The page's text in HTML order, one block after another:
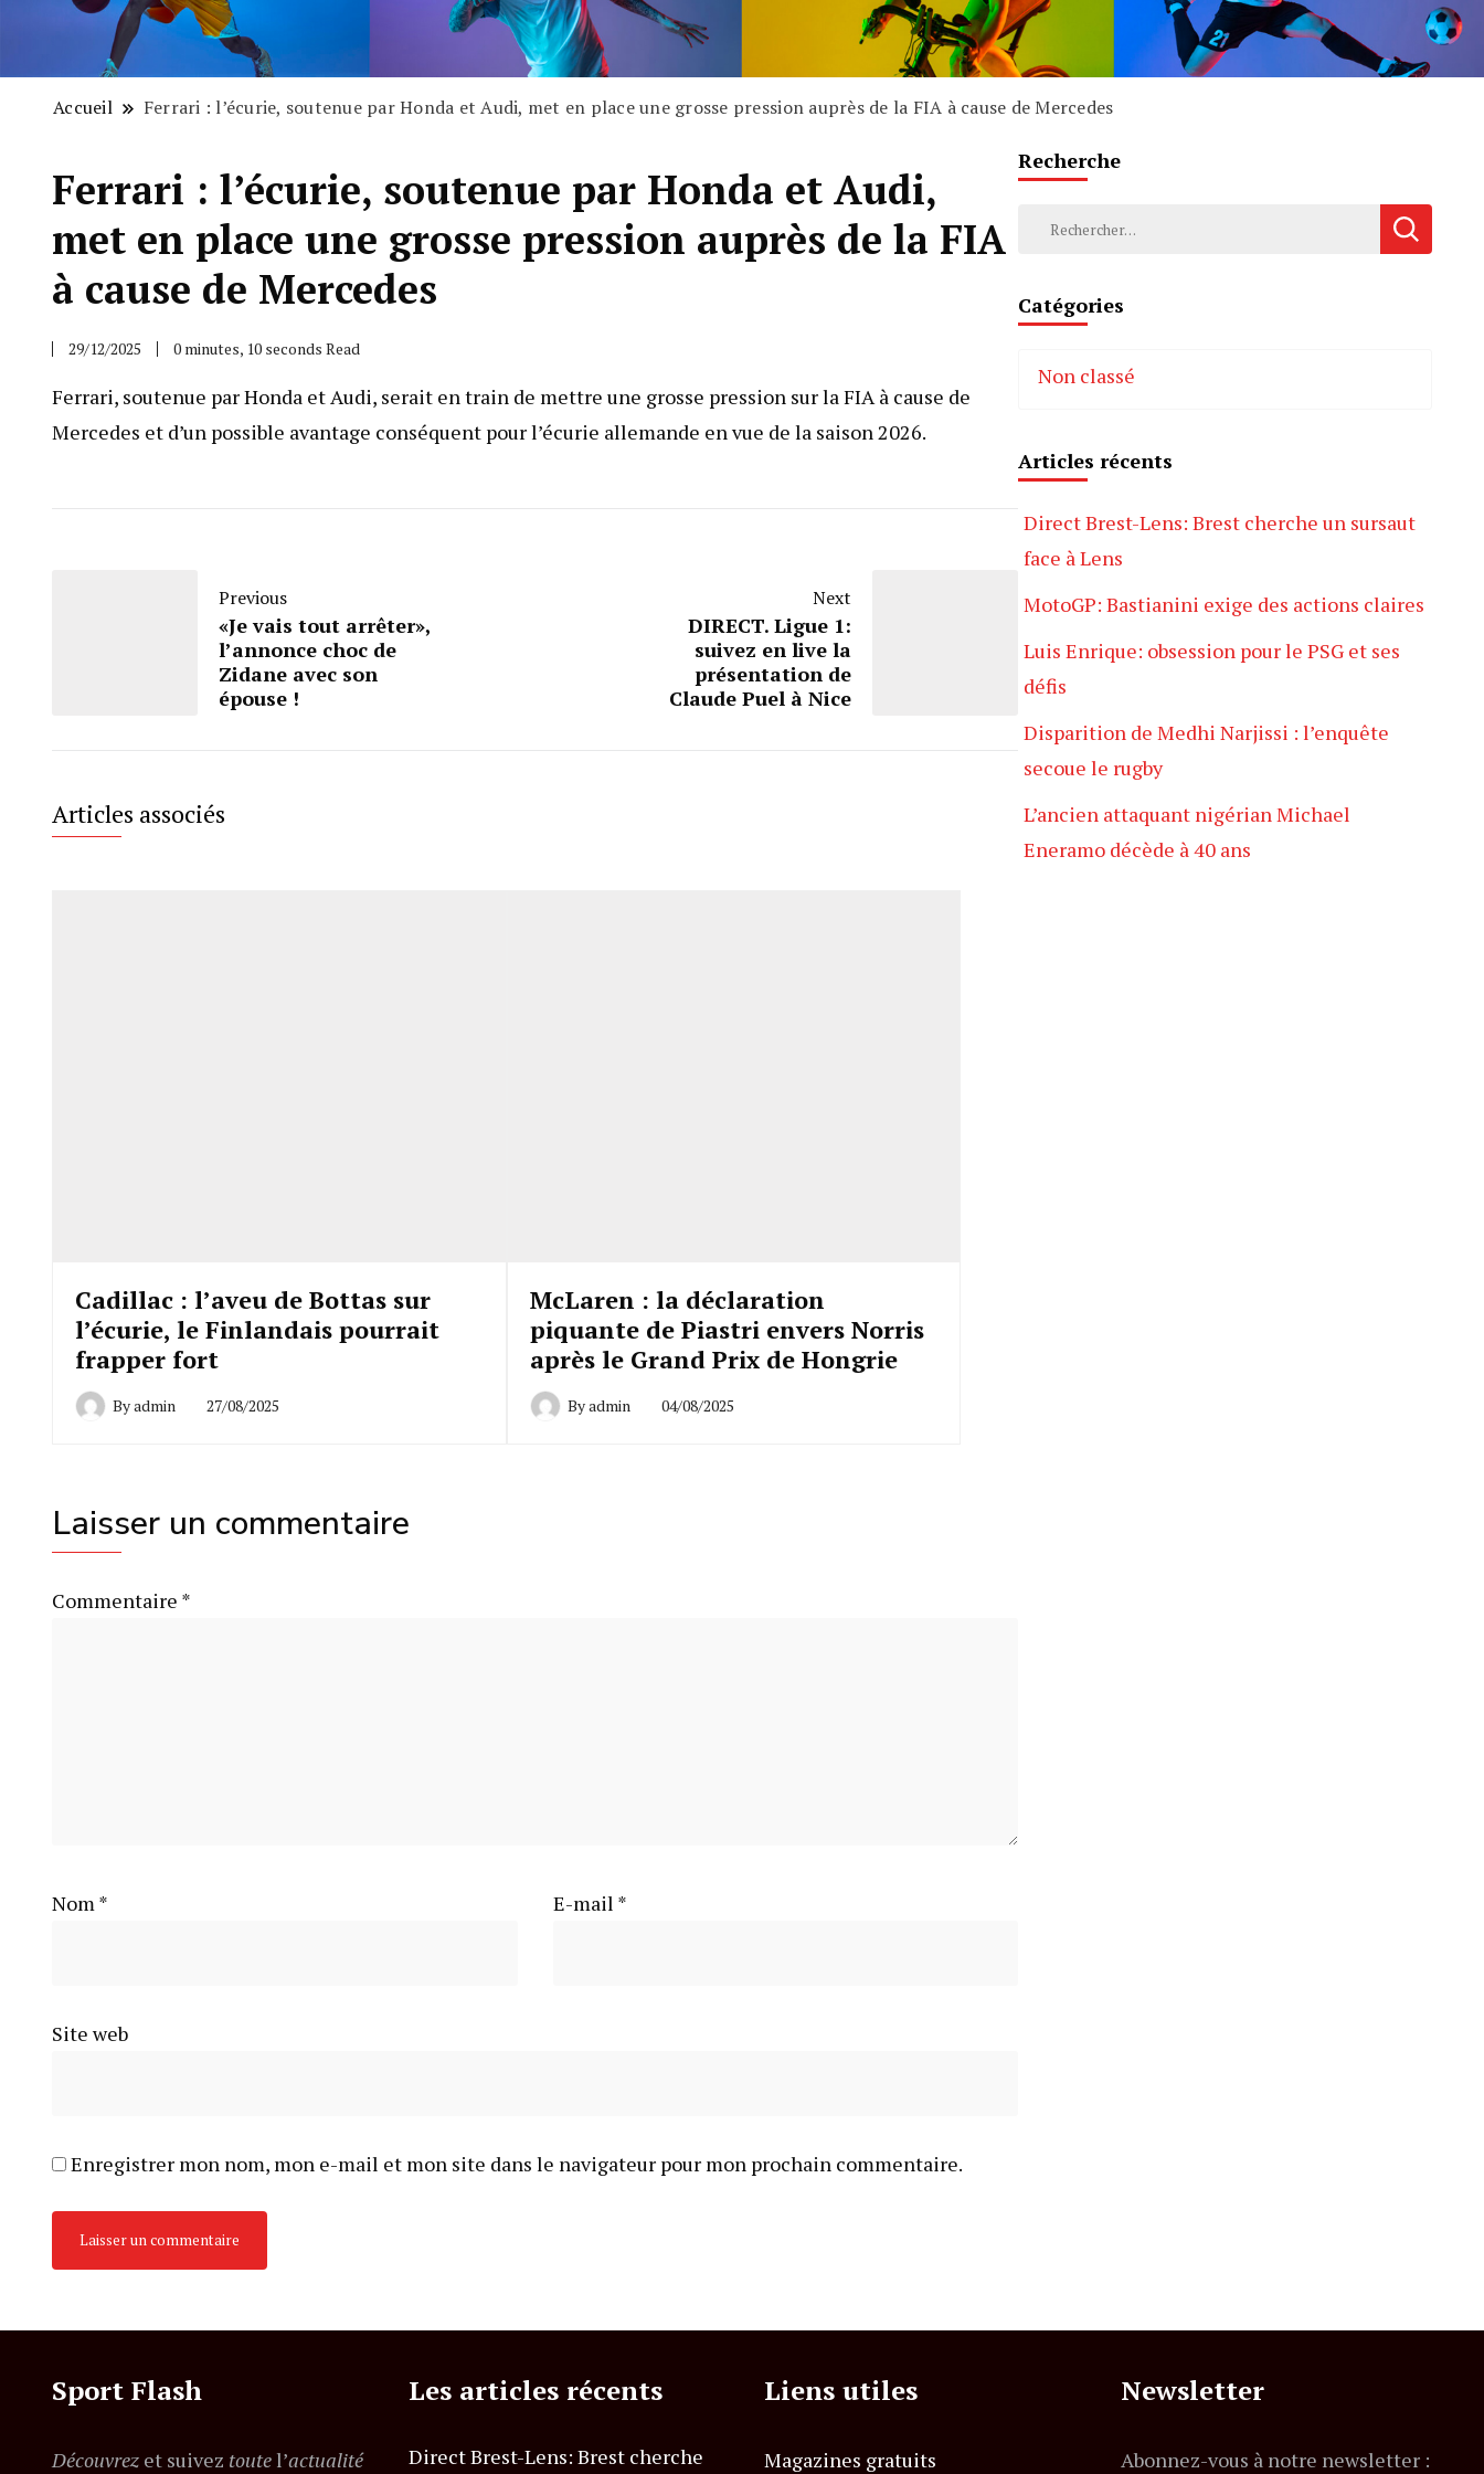
Accueil Ferrari : l’écurie, soutenue par Honda et Audi, met en place une grosse pression auprès de la FIA à cause de Mercedes
Ferrari : l’écurie, soutenue par Honda et Audi,
met en place une grosse pression auprès de la FIA
à cause de Mercedes
29/12/2025 0 minutes, 10 seconds Read
Ferrari, soutenue par Honda et Audi, serait en train de mettre une grosse pression sur la FIA à cause de
Mercedes et d’un possible avantage conséquent pour l’écurie allemande en vue de la saison 2026.
Previous
«Je vais tout arrêter»,
l’annonce choc de
Zidane avec son
épouse !
Next
DIRECT. Ligue 1:
suivez en live la
présentation de
Claude Puel à Nice
Articles associés
Cadillac : l’aveu de Bottas sur
l’écurie, le Finlandais pourrait
frapper fort
Byadmin 27/08/2025
McLaren : la déclaration
piquante de Piastri envers Norris
après le Grand Prix de Hongrie
Byadmin 04/08/2025
Laisser un commentaire
Commentaire *
Nom* E-mail *
Site web
Enregistrer mon nom, mon e-mail et mon site dans le navigateur pour mon prochain commentaire.
Recherche
Rechercher :
Catégories
Non classé
Articles récents
Direct Brest-Lens: Brest cherche un sursaut
face à Lens
MotoGP: Bastianini exige des actions claires
Luis Enrique: obsession pour le PSG et ses
défis
Disparition de Medhi Narjissi : l’enquête
secoue le rugby
L’ancien attaquant nigérian Michael
Eneramo décède à 40 ans
Sport Flash
Découvrez et suivez toutel’actualité
Les articles récents
Direct Brest-Lens: Brest cherche
Liens utiles
Magazines gratuits
Newsletter
Abonnez-vous à notre newsletter :